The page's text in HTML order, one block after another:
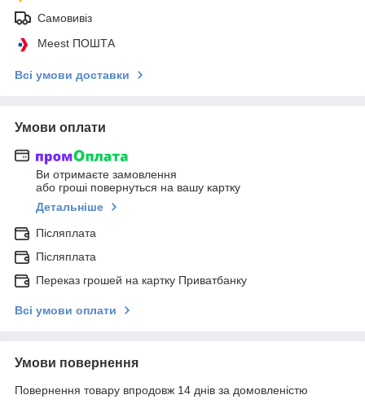
Самовивіз
Meest ПОШТА
Всі умови доставки
Умови оплати
Ви отримаєте замовлення
або гроші повернуться на вашу картку
Детальніше
Післяплата
Післяплата
Переказ грошей на картку Приватбанку
Всі умови оплати
Умови повернення
Повернення товару впродовж 14 днів за домовленістю